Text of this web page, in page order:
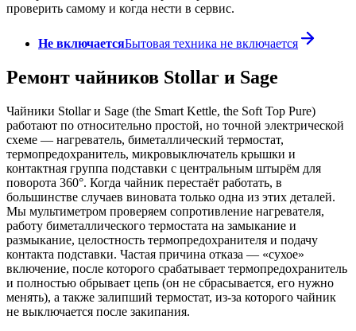
проверить самому и когда нести в сервис.
Не включаетсяБытовая техника не включается
Ремонт чайников Stollar и Sage
Чайники Stollar и Sage (the Smart Kettle, the Soft Top Pure)
работают по относительно простой, но точной электрической
схеме — нагреватель, биметаллический термостат,
термопредохранитель, микровыключатель крышки и
контактная группа подставки с центральным штырём для
поворота 360°. Когда чайник перестаёт работать, в
большинстве случаев виновата только одна из этих деталей.
Мы мультиметром проверяем сопротивление нагревателя,
работу биметаллического термостата на замыкание и
размыкание, целостность термопредохранителя и подачу
контакта подставки. Частая причина отказа — «сухое»
включение, после которого срабатывает термопредохранитель
и полностью обрывает цепь (он не сбрасывается, его нужно
менять), а также залипший термостат, из-за которого чайник
не выключается после закипания.